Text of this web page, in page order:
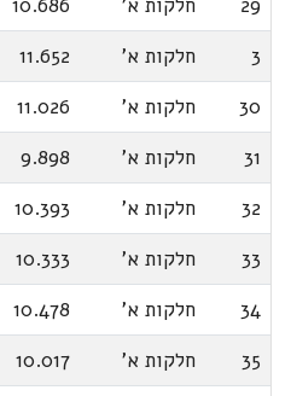
3
חלקות א' 11.652
30
חלקות א' 11.026
31
חלקות א' 9.898
32
חלקות א' 10.393
33
חלקות א' 10.333
34
חלקות א' 10.478
35
חלקות א' 10.017